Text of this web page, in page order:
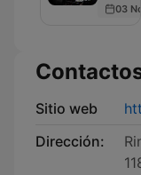
03
Sitio web
Dirección: